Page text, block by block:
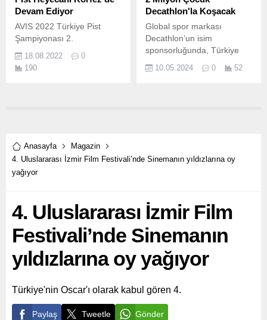
Denizli, organizasyonun
Çeşme'nin zengin deniz
kültürünü ve yelken
sporundaki başarılarını bir
kez daha ülkemize ve...
Devam Ediyor
AVIS 2022 Türkiye Pist
Şampiyonası 2.
18.08.2022
0
190
Decathlon'la Koşacak
Global spor markası
Decathlon’un isim
sponsorluğunda, Türkiye
birliğiyle düzenlenen,
10.05.2024 0 52
Anasayfa
Magazin
4. Uluslararası İzmir Film Festivali’nde Sinemanın yıldızlarına oy
yağıyor
4. Uluslararası İzmir Film
Festivali’nde Sinemanın
yıldızlarına oy yağıyor
Türkiye'nin Oscar'ı olarak kabul gören 4.
Paylaş Tweetle Gönder